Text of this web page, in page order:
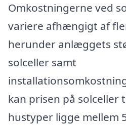
Omkostningerne ved
variere afhængigt af
herunder anlæggets
solceller samt
kan prisen på solceller
hustyper ligge mellem